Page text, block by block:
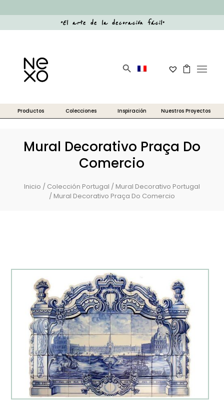
“El arte de la decoración fácil”
Mural Decorativo Praça Do
Comercio
Inicio / Colección Portugal / Mural Decorativo Portugal
/ Mural Decorativo Praça Do Comercio